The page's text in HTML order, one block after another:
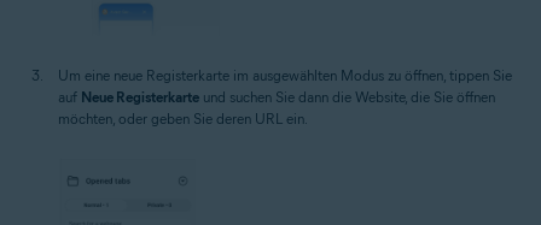
Um eine neue Registerkarte im ausgewählten Modus zu öffnen, tippen Sie
auf Neue Registerkarte und suchen Sie dann die Website, die Sie öffnen
möchten, oder geben Sie deren URL ein.